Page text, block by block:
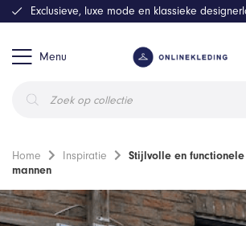
Menu
zoeken
Exclusieve, luxe mode en klassieke
Home Inspiratie
Stijlvolle en
mannen